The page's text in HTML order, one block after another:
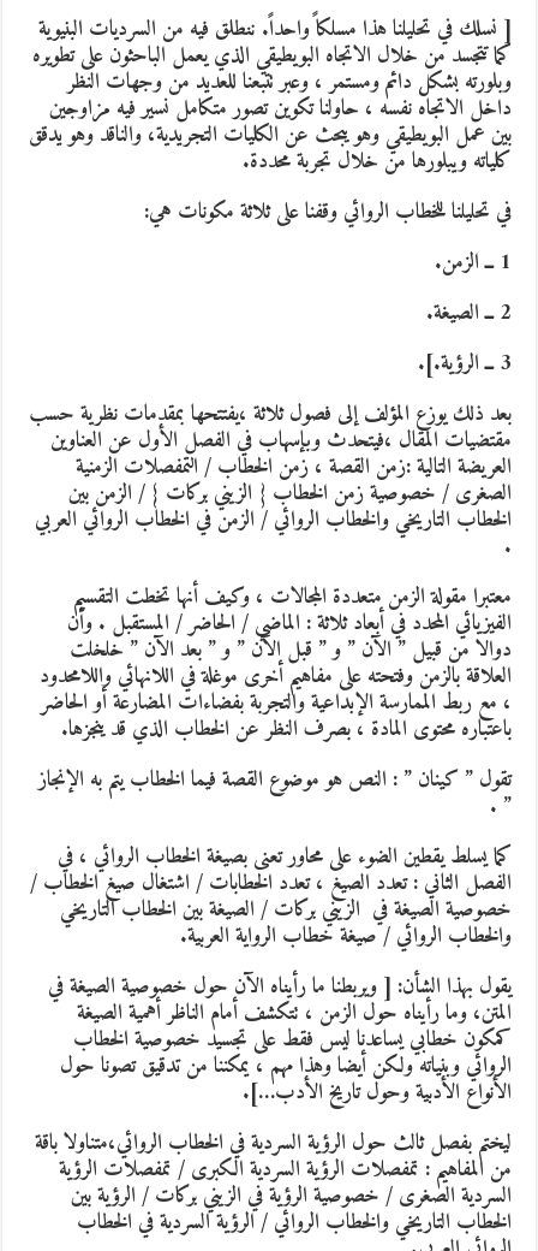
[ نسلك في تحليلنا هذا مسلكاً واحداً. ننطلق فيه من السرديات البنيوية
كما تتجسد من خلال الاتجاه البويطيقي الذي يعمل الباحثون على تطويره
وبلورته بشكل دائم ومستمر ، وعبر تتبعنا للعديد من وجهات النظر
داخل الاتجاه نفسه ، حاولنا تكوين تصور متكامل نسير فيه مزاوجين
بين عمل البويطيقي وهو يبحث عن الكليات التجريدية، والناقد وهو يدقق
كلياته ويبلورها من خلال تجربة محددة.
في تحليلنا للخطاب الروائي وقفنا على ثلاثة مكونات هي:
1 ــ الزمن.
2 ــ الصيغة.
3 ــ الرؤية.].
بعد ذلك يوزع المؤلف إلى فصول ثلاثة ،يفتتحها بمقدمات نظرية حسب
مقتضيات المقال ،فيتحدث وبإسهاب في الفصل الأول عن العناوين
العريضة التالية :زمن القصة ، زمن الخطاب / التمفصلات الزمنية
الصغرى / خصوصية زمن الخطاب { الزيني بركات } / الزمن بين
الخطاب التاريخي والخطاب الروائي / الزمن في الخطاب الروائي العربي
.
معتبرا مقولة الزمن متعددة المجالات ، وكيف أنها تخطت التقسيم
الفيزيائي المحدد في أبعاد ثلاثة : الماضي / الحاضر / المستقبل . وأن
دوالا من قبيل ” الآن ” و ” قبل الآن ” و ” بعد الآن ” خلخلت
العلاقة بالزمن وفتحته على مفاهيم أخرى موغلة في اللانهائي واللامحدود
، مع ربط الممارسة الإبداعية والتجربة بفضاءات المضارعة أو الحاضر
باعتباره محتوى المادة ، بصرف النظر عن الخطاب الذي قد ينجزها.
تقول ” كينان ” : النص هو موضوع القصة فيما الخطاب يتم به الإنجاز
” .
كما يسلط يقطين الضوء على محاور تعنى بصيغة الخطاب الروائي ، في
الفصل الثاني : تعدد الصيغ ، تعدد الخطابات / اشتغال صيغ الخطاب /
خصوصية الصيغة في الزيني بركات / الصيغة بين الخطاب التاريخي
والخطاب الروائي / صيغة خطاب الرواية العربية.
يقول بهذا الشأن: [ ويربطنا ما رأيناه الآن حول خصوصية الصيغة في
المتن، وما رأيناه حول الزمن ، تتكشف أمام الناظر أهمية الصيغة
كمكون خطابي يساعدنا ليس فقط على تجسيد خصوصية الخطاب
الروائي وبنياته ولكن أيضا وهذا مهم ، يمكننا من تدقيق تصونا حول
الأنواع الأدبية وحول تاريخ الأدب…].
ليختم بفصل ثالث حول الرؤية السردية في الخطاب الروائي،متناولا باقة
من المفاهيم : تمفصلات الرؤية السردية الكبرى / تمفصلات الرؤية
السردية الصغرى / خصوصية الرؤية في الزيني بركات / الرؤية بين
الخطاب التاريخي والخطاب الروائي / الرؤية السردية في الخطاب